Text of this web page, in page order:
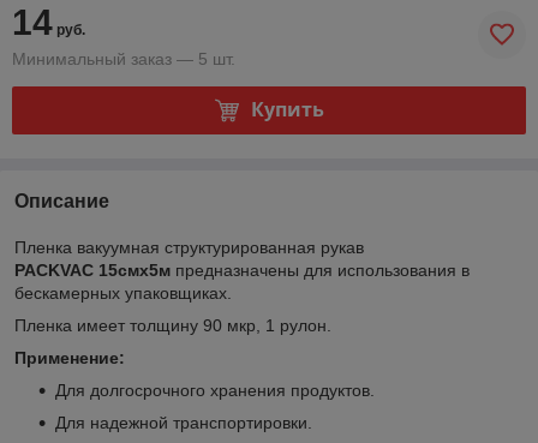
14 руб.
Минимальный заказ — 5 шт.
Купить
Описание
Пленка вакуумная структурированная рукав
PACKVAC 15смx5м предназначены для использования в
бескамерных упаковщиках.
Пленка имеет толщину 90 мкр, 1 рулон.
Применение:
Для долгосрочного хранения продуктов.
Для надежной транспортировки.